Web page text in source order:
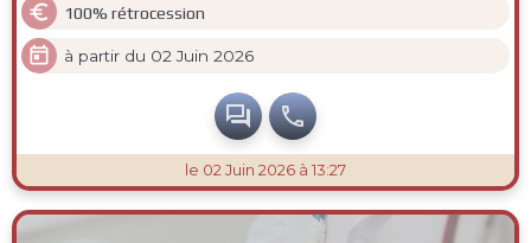
 100% rétrocession
 à partir du 02 Juin 2026
 
le 02 Juin 2026 à 13:27